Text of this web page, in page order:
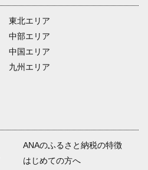
東北エリア
中部エリア
中国エリア
九州エリア
ANAのふるさと納税の特徴
はじめての方へ